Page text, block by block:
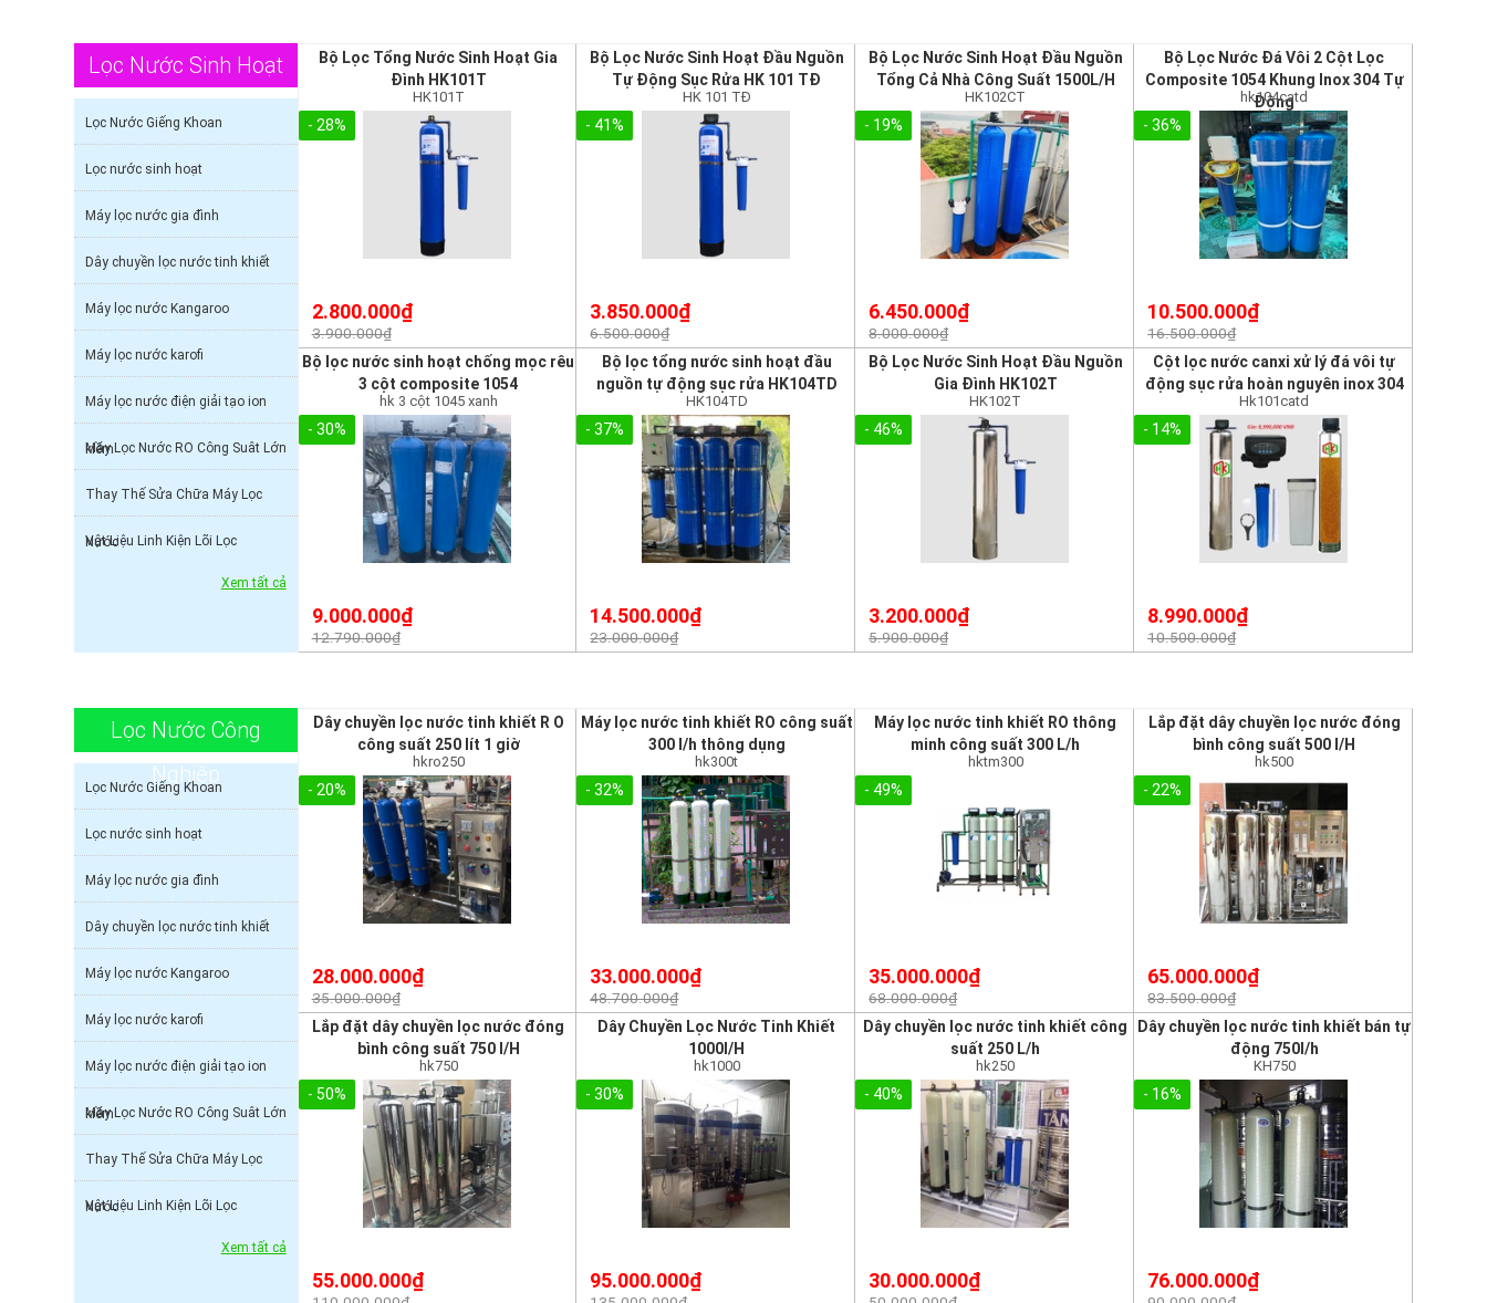
Lọc Nước Sinh Hoạt
Lọc Nước Giếng Khoan
Lọc nước sinh hoạt
Máy lọc nước gia đình
Dây chuyền lọc nước tinh khiết
Máy lọc nước Kangaroo
Máy lọc nước karofi
Máy lọc nước điện giải tạo ion
kiềm
Máy Lọc Nước RO Công Suât Lớn
Thay Thế Sửa Chữa Máy Lọc
Nước
Vật Liệu Linh Kiện Lõi Lọc
Xem tất cả
Bộ Lọc Tổng Nước Sinh Hoạt Gia
Đình HK101T
HK101T
- 28%
2.800.000₫
3.900.000₫
Bộ Lọc Nước Sinh Hoạt Đầu Nguồn
Tự Động Sục Rửa HK 101 TĐ
HK 101 TĐ
- 41%
3.850.000₫
6.500.000₫
Bộ Lọc Nước Sinh Hoạt Đầu Nguồn
Tổng Cả Nhà Công Suất 1500L/H
HK102CT
- 19%
6.450.000₫
8.000.000₫
Bộ Lọc Nước Đá Vôi 2 Cột Lọc
Composite 1054 Khung Inox 304 Tự
Động
hk104catd
- 36%
10.500.000₫
16.500.000₫
Bộ lọc nước sinh hoạt chống mọc rêu
3 cột composite 1054
hk 3 cột 1045 xanh
- 30%
9.000.000₫
12.790.000₫
Bộ lọc tổng nước sinh hoạt đầu
nguồn tự động sục rửa HK104TD
HK104TD
- 37%
14.500.000₫
23.000.000₫
Bộ Lọc Nước Sinh Hoạt Đầu Nguồn
Gia Đình HK102T
HK102T
- 46%
3.200.000₫
5.900.000₫
Cột lọc nước canxi xử lý đá vôi tự
động sục rửa hoàn nguyên inox 304
Hk101catd
- 14%
8.990.000₫
10.500.000₫
Lọc Nước Công
Nghiệp
Lọc Nước Giếng Khoan
Lọc nước sinh hoạt
Máy lọc nước gia đình
Dây chuyền lọc nước tinh khiết
Máy lọc nước Kangaroo
Máy lọc nước karofi
Máy lọc nước điện giải tạo ion
kiềm
Máy Lọc Nước RO Công Suât Lớn
Thay Thế Sửa Chữa Máy Lọc
Nước
Vật Liệu Linh Kiện Lõi Lọc
Xem tất cả
Dây chuyền lọc nước tinh khiết R O
công suất 250 lít 1 giờ
hkro250
- 20%
28.000.000₫
35.000.000₫
Máy lọc nước tinh khiết RO công suất
300 l/h thông dụng
hk300t
- 32%
33.000.000₫
48.700.000₫
Máy lọc nước tinh khiết RO thông
minh công suất 300 L/h
hktm300
- 49%
35.000.000₫
68.000.000₫
Lắp đặt dây chuyền lọc nước đóng
bình công suất 500 l/H
hk500
- 22%
65.000.000₫
83.500.000₫
Lắp đặt dây chuyền lọc nước đóng
bình công suất 750 l/H
hk750
- 50%
55.000.000₫
Dây Chuyền Lọc Nước Tinh Khiết
1000l/H
hk1000
- 30%
95.000.000₫
Dây chuyền lọc nước tinh khiết công
suất 250 L/h
hk250
- 40%
30.000.000₫
Dây chuyền lọc nước tinh khiết bán tự
động 750l/h
KH750
- 16%
76.000.000₫